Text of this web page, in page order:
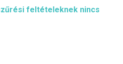
feltételeknek nincs